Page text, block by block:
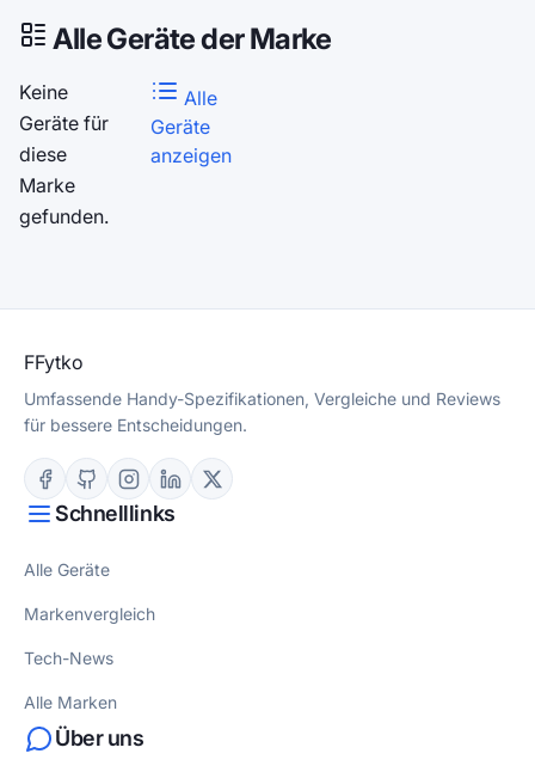
Alle Geräte der Marke
Keine
Geräte für
diese
Marke
gefunden.
Alle
Geräte
anzeigen
FFytko
Umfassende Handy-Spezifikationen, Vergleiche und Reviews
für bessere Entscheidungen.
Schnelllinks
Alle Geräte
Markenvergleich
Tech-News
Alle Marken
Über uns